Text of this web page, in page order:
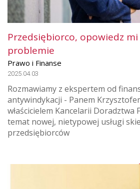
Przedsiębiorco, opowiedz
problemie
Prawo i Finanse
2025.04.03
Rozmawiamy z ekspertem od
antywindykacji - Panem
właścicielem Kancelarii Doradztwa
temat nowej, nietypowej usługi
przedsiębiorców